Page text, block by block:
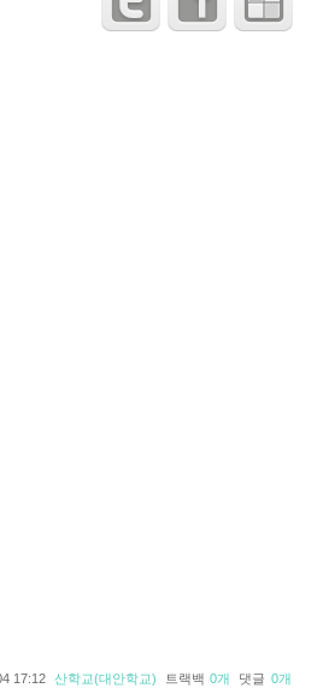
17:12 산학교(대안학교) 트랙백 0개 댓글 0개